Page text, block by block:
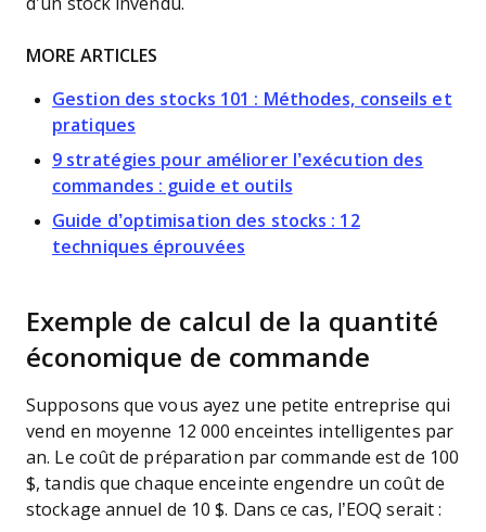
d’un stock invendu.
MORE ARTICLES
Gestion des stocks 101 : Méthodes, conseils et
pratiques
9 stratégies pour améliorer l’exécution des
commandes : guide et outils
Guide d’optimisation des stocks : 12
techniques éprouvées
Exemple de calcul de la quantité
économique de commande
Supposons que vous ayez une petite entreprise qui
vend en moyenne 12 000 enceintes intelligentes par
an. Le coût de préparation par commande est de 100
$, tandis que chaque enceinte engendre un coût de
stockage annuel de 10 $. Dans ce cas, l’EOQ serait :